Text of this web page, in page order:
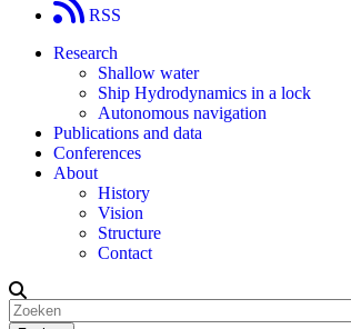
RSS
Research
Shallow water
Ship Hydrodynamics in a lock
Autonomous navigation
Publications and data
Conferences
About
History
Vision
Structure
Contact
Zoeken